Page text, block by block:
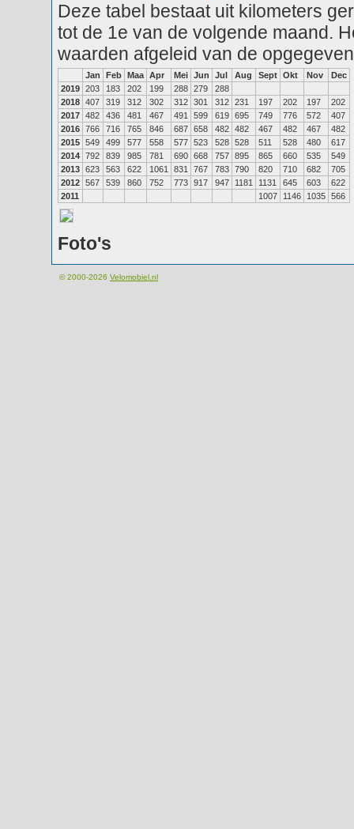
Deze tabel bestaat uit kilometers
tot de 1e van de volgende maand.
waarden afgeleid van de
Jan Feb Maa Apr Mei Jun Jul Aug Sept Okt Nov
Dec
2019 203 183 202 199 288 279
288
2018 407 319 312 302 312 301 312 231 197 202 197
202
2017 482 436 481 467 491 599 619 695 749 776 572
407
2016 766 716 765 846 687 658 482 482 467 482 467
482
2015 549 499 577 558 577 523 528 528 511 528 480
617
2014 792 839 985 781 690 668 757 895 865 660 535
549
2013 623 563 622 1061 831 767 783 790 820 710 682
705
2012 567 539 860 752 773 917 947 1181 1131 645 603
622
2011
1007 1146 1035 566
Foto's
© 2000-2026 Velomobiel.nl